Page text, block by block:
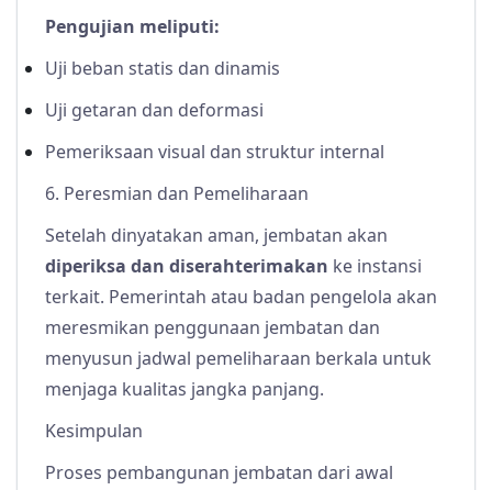
Pengujian meliputi:
Uji beban statis dan dinamis
Uji getaran dan deformasi
Pemeriksaan visual dan struktur internal
6. Peresmian dan Pemeliharaan
Setelah dinyatakan aman, jembatan akan
diperiksa dan diserahterimakan ke instansi
terkait. Pemerintah atau badan pengelola akan
meresmikan penggunaan jembatan dan
menyusun jadwal pemeliharaan berkala untuk
menjaga kualitas jangka panjang.
Kesimpulan
Proses pembangunan jembatan dari awal